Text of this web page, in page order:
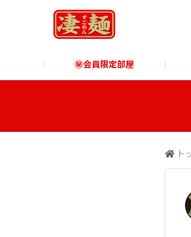
㊙会員限定部屋
商品に関する「よくあるご
ト